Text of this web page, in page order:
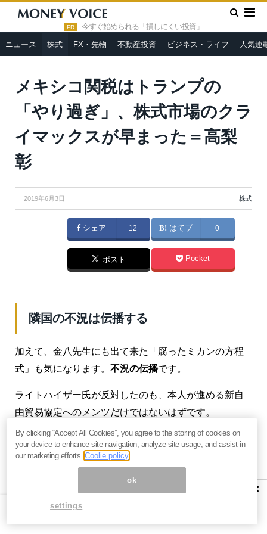
PR 今すぐ始められる「損しにくい投資」
ニュース 株式 FX・先物 不動産投資 ビジネス・ライフ 人気連
HOME » 株式 »
メキシコ関税はトランプの「やり過ぎ」、株式
市場のクライマックスが早まった＝高梨彰
メキシコ関税はトランプの
「やり過ぎ」、株式市場のクラ
イマックスが早まった＝高梨
彰
2019年6月3日 株式
シェア 12 はてブ 0
ポスト Pocket
隣国の不況は伝播する
加えて、金八先生にも出て来た「腐ったミカンの方程
式」も気になります。 不況の伝播です。
ライトハイザー氏が反対したのも、本人が進める新自
由貿易協定へのメンツだけではないはずです。
中国への制裁に米国民が鈍感なのも、1つには「遠い
国」への制裁という他人事な感覚があるのではないで
×
By clicking “Accept All Cookies”, you agree to the storing of cookies on
your device to enhance site navigation, analyze site usage, and assist in
our marketing efforts.Coolie policy
ok
settings